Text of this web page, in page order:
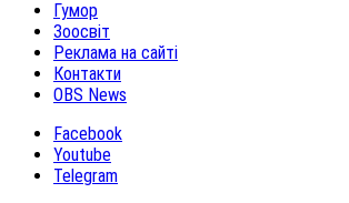
Гумор
Зоосвіт
Реклама на сайті
Контакти
OBS News
Facebook
Youtube
Telegram